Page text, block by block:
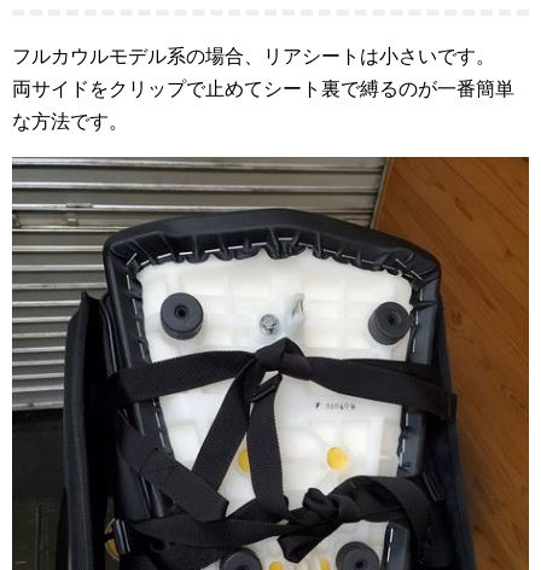
フルカウルモデル系の場合、リアシートは小さいです。
両サイドをクリップで止めてシート裏で縛るのが一番簡単
な方法です。